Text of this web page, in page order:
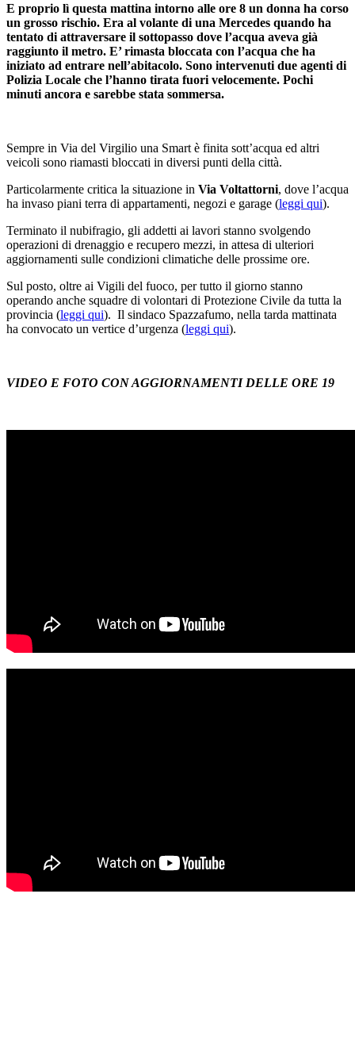
E proprio lì questa mattina intorno alle ore 8 un donna ha corso
un grosso rischio. Era al volante di una Mercedes quando ha
tentato di attraversare il sottopasso dove l’acqua aveva già
raggiunto il metro. E’ rimasta bloccata con l’acqua che ha
iniziato ad entrare nell’abitacolo. Sono intervenuti due agenti di
Polizia Locale che l’hanno tirata fuori velocemente. Pochi
minuti ancora e sarebbe stata sommersa.
Sempre in Via del Virgilio una Smart è finita sott’acqua ed altri
veicoli sono riamasti bloccati in diversi punti della città.
Particolarmente critica la situazione in Via Voltattorni, dove l’acqua
ha invaso piani terra di appartamenti, negozi e garage (leggi qui).
Terminato il nubifragio, gli addetti ai lavori stanno svolgendo
operazioni di drenaggio e recupero mezzi, in attesa di ulteriori
aggiornamenti sulle condizioni climatiche delle prossime ore.
Sul posto, oltre ai Vigili del fuoco, per tutto il giorno stanno
operando anche squadre di volontari di Protezione Civile da tutta la
provincia (leggi qui). Il sindaco Spazzafumo, nella tarda mattinata
ha convocato un vertice d’urgenza (leggi qui).
VIDEO E FOTO CON AGGIORNAMENTI DELLE ORE 19